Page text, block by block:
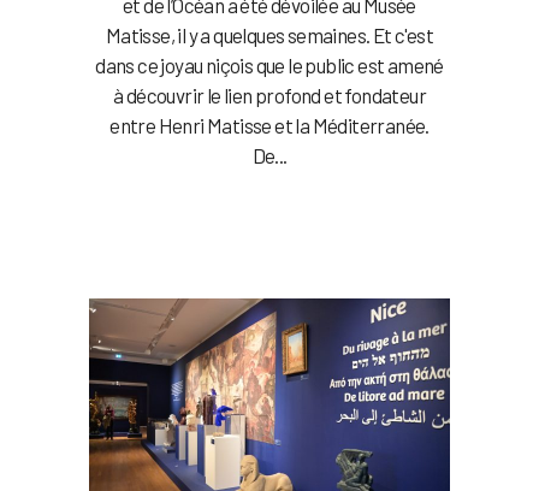
Matisse, il y a quelques semaines. Et c'est
dans ce joyau niçois que le public est amené
à découvrir le lien profond et fondateur
entre Henri Matisse et la Méditerranée.
De...